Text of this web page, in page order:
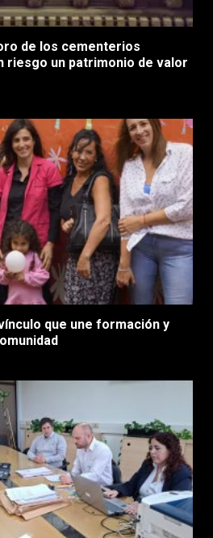
de los cementerios
riesgo un patrimonio de valor
vínculo que une formación y